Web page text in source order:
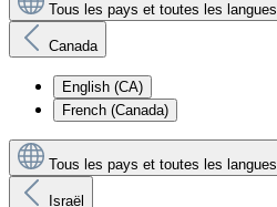
Tous les pays et toutes les langues
Canada
English (CA)
French (Canada)
Tous les pays et toutes les langues
Israël